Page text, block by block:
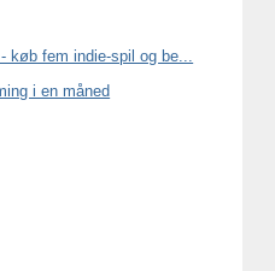
køb fem indie-spil og be...
i en måned